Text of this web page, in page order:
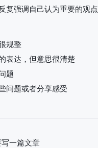
复强调自己认为重要的观点
规整
表达，但意思很清楚
题
问题或者分享感受
一篇文章